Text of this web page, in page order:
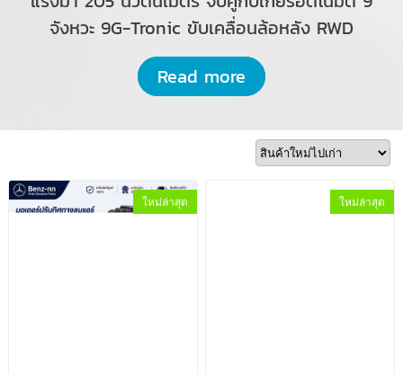
จังหวะ 9G-Tronic ขับเคลื่อนล้อหลัง RWD
Read more
ใหม่ล่าสุด ใหม่ล่าสุด